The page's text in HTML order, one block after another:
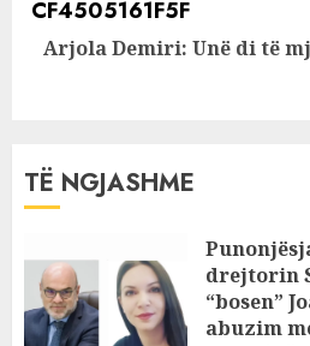
Next
Arjola Demiri: Unë di të
TË NGJASHME
drejtorin
“bosen”
abuzim